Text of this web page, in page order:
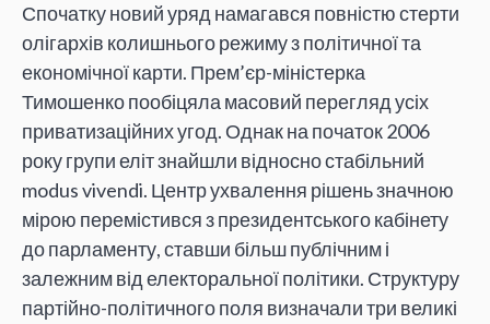
Спочатку новий уряд намагався повністю стерти
олігархів колишнього режиму з політичної та
економічної карти. Прем’єр-міністерка
Тимошенко пообіцяла масовий перегляд усіх
приватизаційних угод. Однак на початок 2006
року групи еліт знайшли відносно стабільний
modus vivendi. Центр ухвалення рішень значною
мірою перемістився з президентського кабінету
до парламенту, ставши більш публічним і
залежним від електоральної політики. Структуру
партійно-політичного поля визначали три великі